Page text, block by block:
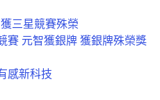
三星競賽殊榮
賽 元智獲銀牌 獲銀牌殊榮獎
感新科技